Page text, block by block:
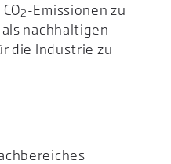
2 -Emissionen zu
als nachhaltigen
die Industrie zu